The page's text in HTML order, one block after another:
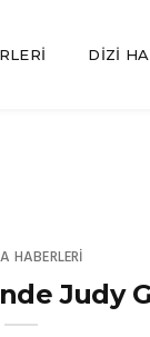
DIZI
HABERLERI
Judy